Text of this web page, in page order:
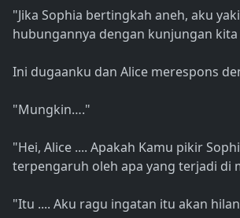
"Jika Sophia bertingkah aneh, aku
hubungannya dengan kunjungan
Ini dugaanku dan Alice merespons
"Mungkin…."
"Hei, Alice .... Apakah Kamu pikir
terpengaruh oleh apa yang terjadi di
"Itu .... Aku ragu ingatan itu akan